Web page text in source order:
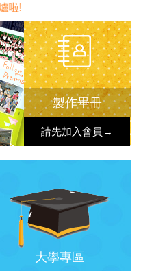
製作畢冊
請先加入會員→
大學專區